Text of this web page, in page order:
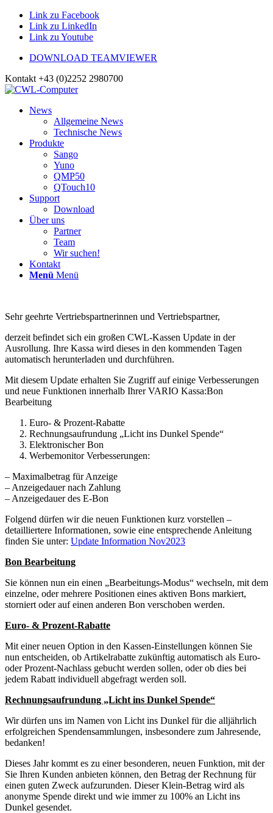
Link zu Facebook
Link zu LinkedIn
Link zu Youtube
DOWNLOAD TEAMVIEWER
Kontakt +43 (0)2252 2980700
News
Allgemeine News
Technische News
Produkte
Sango
Yuno
QMP50
QTouch10
Support
Download
Über uns
Partner
Team
Wir suchen!
Kontakt
Menü Menü
Sehr geehrte Vertriebspartnerinnen und Vertriebspartner,
derzeit befindet sich ein großen CWL-Kassen Update in der
Ausrollung. Ihre Kassa wird dieses in den kommenden Tagen
automatisch herunterladen und durchführen.
Mit diesem Update erhalten Sie Zugriff auf einige Verbesserungen
und neue Funktionen innerhalb Ihrer VARIO Kassa:Bon
Bearbeitung
Euro- & Prozent-Rabatte
Rechnungsaufrundung „Licht ins Dunkel Spende“
Elektronischer Bon
Werbemonitor Verbesserungen:
– Maximalbetrag für Anzeige
– Anzeigedauer nach Zahlung
– Anzeigedauer des E-Bon
Folgend dürfen wir die neuen Funktionen kurz vorstellen –
detailliertere Informationen, sowie eine entsprechende Anleitung
finden Sie unter: Update Information Nov2023
Bon Bearbeitung
Sie können nun ein einen „Bearbeitungs-Modus“ wechseln, mit dem
einzelne, oder mehrere Positionen eines aktiven Bons markiert,
storniert oder auf einen anderen Bon verschoben werden.
Euro- & Prozent-Rabatte
Mit einer neuen Option in den Kassen-Einstellungen können Sie
nun entscheiden, ob Artikelrabatte zukünftig automatisch als Euro-
oder Prozent-Nachlass gebucht werden sollen, oder ob dies bei
jedem Rabatt individuell abgefragt werden soll.
Rechnungsaufrundung „Licht ins Dunkel Spende“
Wir dürfen uns im Namen von Licht ins Dunkel für die alljährlich
erfolgreichen Spendensammlungen, insbesondere zum Jahresende,
bedanken!
Dieses Jahr kommt es zu einer besonderen, neuen Funktion, mit der
Sie Ihren Kunden anbieten können, den Betrag der Rechnung für
einen guten Zweck aufzurunden. Dieser Klein-Betrag wird als
anonyme Spende direkt und wie immer zu 100% an Licht ins
Dunkel gesendet.